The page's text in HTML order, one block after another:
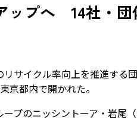
ップへ 14社・団
サイクル率向上を推進する
京都内で開かれた。
プのニッシントーア・岩尾